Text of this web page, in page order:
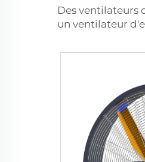
Des ventilateurs
un ventilateur